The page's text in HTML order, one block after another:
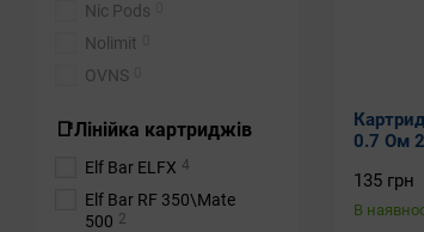
0.7 Ом
135 грн
В
Nic Pods
Nolimit
OVNS
Rincoe 0
Sea 0
Smoant 0
📑Лінійка картриджів
Elf Bar ELFX 4
Elf Bar RF 350\Mate
500 2